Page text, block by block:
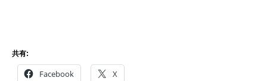
共有:
Facebook X